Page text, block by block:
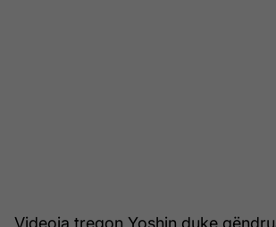
Videoja tregon Yoshin duke